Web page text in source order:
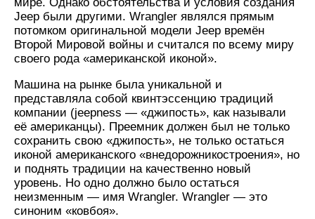
мире. Однако обстоятельства и условия создания
Jeep были другими. Wrangler являлся прямым
потомком оригинальной модели Jeep времён
Второй Мировой войны и считался по всему миру
своего рода «американской иконой».
Машина на рынке была уникальной и
представляла собой квинтэссенцию традиций
компании (jeepness — «джипость», как называли
её американцы). Преемник должен был не только
сохранить свою «джипость», не только остаться
иконой американского «внедорожникостроения», но
и поднять традиции на качественно новый
уровень. Но одно должно было остаться
неизменным — имя Wrangler. Wrangler — это
синоним «ковбоя».